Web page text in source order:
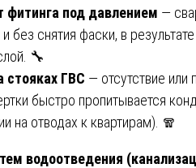
фитинга под давлением —
без снятия фаски, в
🔧
стояках ГВС — отсутствие или
быстро пропитывается
на отводах к квартирам). 🧣
водоотведения